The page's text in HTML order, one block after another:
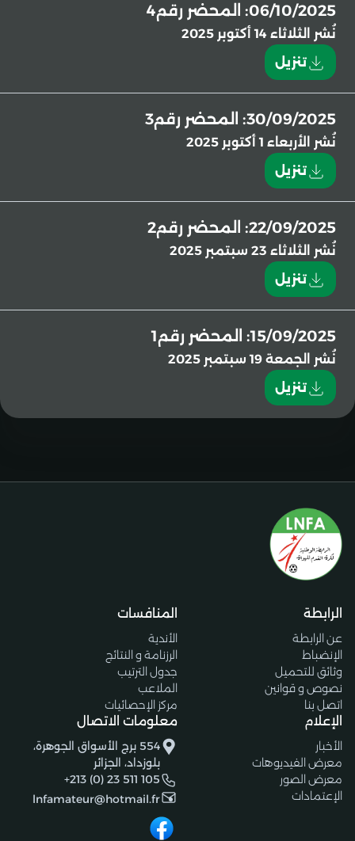
06/10/2025: المحضر رقم4
نُشر
الثلاثاء 14 أكتوبر 2025
تنزيل
30/09/2025: المحضر رقم3
نُشر
الأربعاء 1 أكتوبر 2025
تنزيل
22/09/2025: المحضر رقم2
نُشر
الثلاثاء 23 سبتمبر 2025
تنزيل
15/09/2025: المحضر رقم1
نُشر
الجمعة 19 سبتمبر 2025
تنزيل
الرابطة
عن الرابطة
الإنضباط
وثائق للتحميل
نصوص و قوانين
اتصل بنا
المنافسات
الأندية
الرزنامة و النتائج
جدول الترتيب
الملاعب
مركز الإحصائيات
الإعلام
الأخبار
معرض الفيديوهات
معرض الصور
الإعتمادات
معلومات الاتصال
554 برج الأسواق الجوهرة،
بلوزداد، الجزائر
+213 (0) 23 511 105
lnfamateur@hotmail.fr